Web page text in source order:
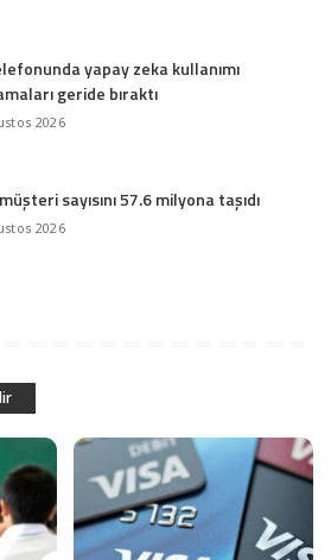
yapay zeka kullanımı
geride bıraktı
2026
sayısını 57.6 milyona taşıdı
2026